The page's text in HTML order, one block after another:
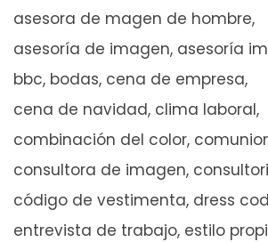
asesora de magen de hombre
asesoría de imagen asesoría
bbc bodas cena de empresa
cena de navidad clima laboral
combinación del color
consultora de imagen
código de vestimenta dress
entrevista de trabajo estilo